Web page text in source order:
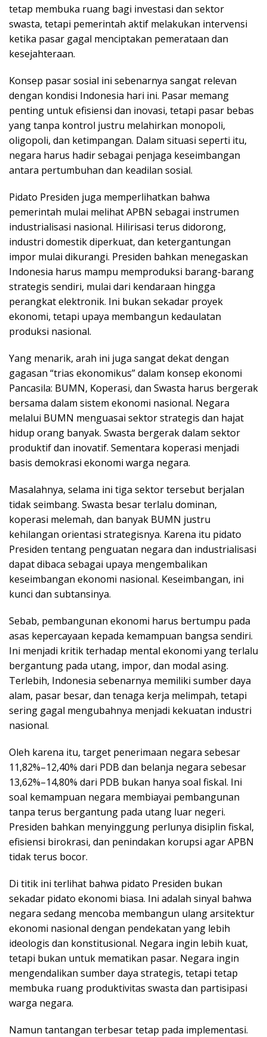
tetap membuka ruang bagi investasi dan sektor
swasta, tetapi pemerintah aktif melakukan intervensi
ketika pasar gagal menciptakan pemerataan dan
kesejahteraan.
Konsep pasar sosial ini sebenarnya sangat relevan
dengan kondisi Indonesia hari ini. Pasar memang
penting untuk efisiensi dan inovasi, tetapi pasar bebas
yang tanpa kontrol justru melahirkan monopoli,
oligopoli, dan ketimpangan. Dalam situasi seperti itu,
negara harus hadir sebagai penjaga keseimbangan
antara pertumbuhan dan keadilan sosial.
Pidato Presiden juga memperlihatkan bahwa
pemerintah mulai melihat APBN sebagai instrumen
industrialisasi nasional. Hilirisasi terus didorong,
industri domestik diperkuat, dan ketergantungan
impor mulai dikurangi. Presiden bahkan menegaskan
Indonesia harus mampu memproduksi barang-barang
strategis sendiri, mulai dari kendaraan hingga
perangkat elektronik. Ini bukan sekadar proyek
ekonomi, tetapi upaya membangun kedaulatan
produksi nasional.
Yang menarik, arah ini juga sangat dekat dengan
gagasan “trias ekonomikus” dalam konsep ekonomi
Pancasila: BUMN, Koperasi, dan Swasta harus bergerak
bersama dalam sistem ekonomi nasional. Negara
melalui BUMN menguasai sektor strategis dan hajat
hidup orang banyak. Swasta bergerak dalam sektor
produktif dan inovatif. Sementara koperasi menjadi
basis demokrasi ekonomi warga negara.
Masalahnya, selama ini tiga sektor tersebut berjalan
tidak seimbang. Swasta besar terlalu dominan,
koperasi melemah, dan banyak BUMN justru
kehilangan orientasi strategisnya. Karena itu pidato
Presiden tentang penguatan negara dan industrialisasi
dapat dibaca sebagai upaya mengembalikan
keseimbangan ekonomi nasional. Keseimbangan, ini
kunci dan subtansinya.
Sebab, pembangunan ekonomi harus bertumpu pada
asas kepercayaan kepada kemampuan bangsa sendiri.
Ini menjadi kritik terhadap mental ekonomi yang terlalu
bergantung pada utang, impor, dan modal asing.
Terlebih, Indonesia sebenarnya memiliki sumber daya
alam, pasar besar, dan tenaga kerja melimpah, tetapi
sering gagal mengubahnya menjadi kekuatan industri
nasional.
Oleh karena itu, target penerimaan negara sebesar
11,82%–12,40% dari PDB dan belanja negara sebesar
13,62%–14,80% dari PDB bukan hanya soal fiskal. Ini
soal kemampuan negara membiayai pembangunan
tanpa terus bergantung pada utang luar negeri.
Presiden bahkan menyinggung perlunya disiplin fiskal,
efisiensi birokrasi, dan penindakan korupsi agar APBN
tidak terus bocor.
Di titik ini terlihat bahwa pidato Presiden bukan
sekadar pidato ekonomi biasa. Ini adalah sinyal bahwa
negara sedang mencoba membangun ulang arsitektur
ekonomi nasional dengan pendekatan yang lebih
ideologis dan konstitusional. Negara ingin lebih kuat,
tetapi bukan untuk mematikan pasar. Negara ingin
mengendalikan sumber daya strategis, tetapi tetap
membuka ruang produktivitas swasta dan partisipasi
warga negara.
Namun tantangan terbesar tetap pada implementasi.